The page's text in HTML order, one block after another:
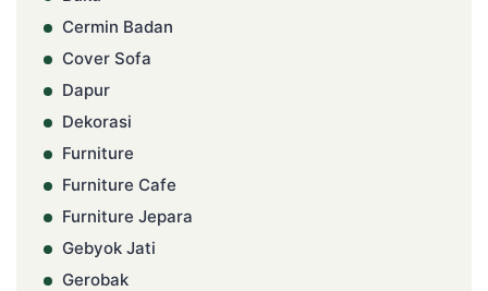
Cermin Badan
Cover Sofa
Dapur
Dekorasi
Furniture
Furniture Cafe
Furniture Jepara
Gebyok Jati
Gerobak